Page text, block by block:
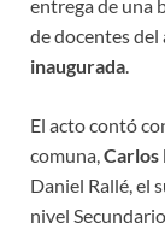
entrega de una
de docentes del
inaugurada.
El acto contó
comuna,Carlos
Daniel Rallé, el
nivel